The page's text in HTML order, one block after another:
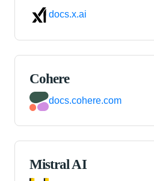
docs.x.ai
Cohere
docs.cohere.com
Mistral AI